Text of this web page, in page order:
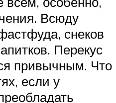
Всюду
снеков
Перекус
привычным. Что
если у